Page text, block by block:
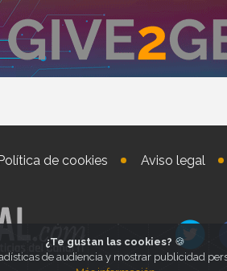
de cookies Aviso legal
¿Te gustan las cookies? 🍪
de audiencia y mostrar publicidad